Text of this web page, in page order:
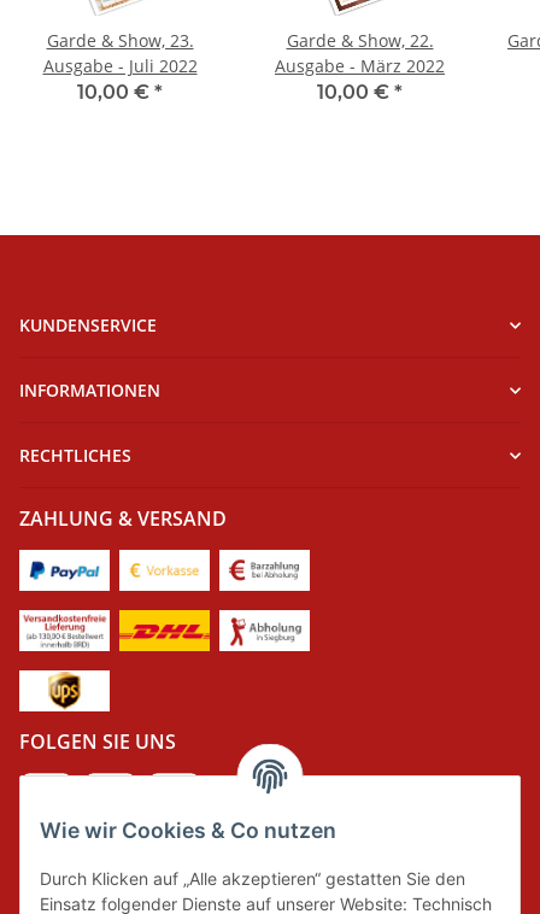
Wie wir Cookies & Co nutzen
Durch Klicken auf „Alle akzeptieren“ gestatten Sie den
Einsatz folgender Dienste auf unserer Website: Technisch
Garde & Show, 23.
Ausgabe - Juli 2022
10,00 € *
Garde & Show, 22.
Ausgabe - März 2022
10,00 € *
KUNDENSERVICE
INFORMATIONEN
RECHTLICHES
ZAHLUNG & VERSAND
FOLGEN SIE UNS
Wir tragen Verantwortung und erfüllen unsere